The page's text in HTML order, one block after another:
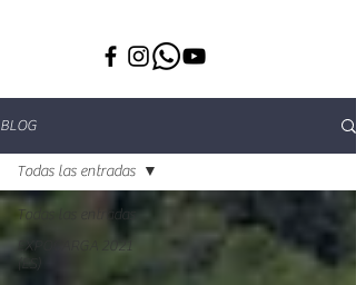
BLOG
Todas las entradas
EXPOCARGA 2021
(ES)
Todas las entradas